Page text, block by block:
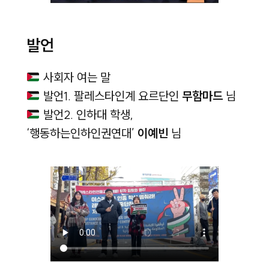
발언
사회자 여는 말
발언1. 팔레스타인계 요르단인 무함마드님
발언2. 인하대 학생,
‘행동하는인하인권연대’ 이예빈 님